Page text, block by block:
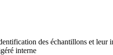
des échantillons et leur
interne